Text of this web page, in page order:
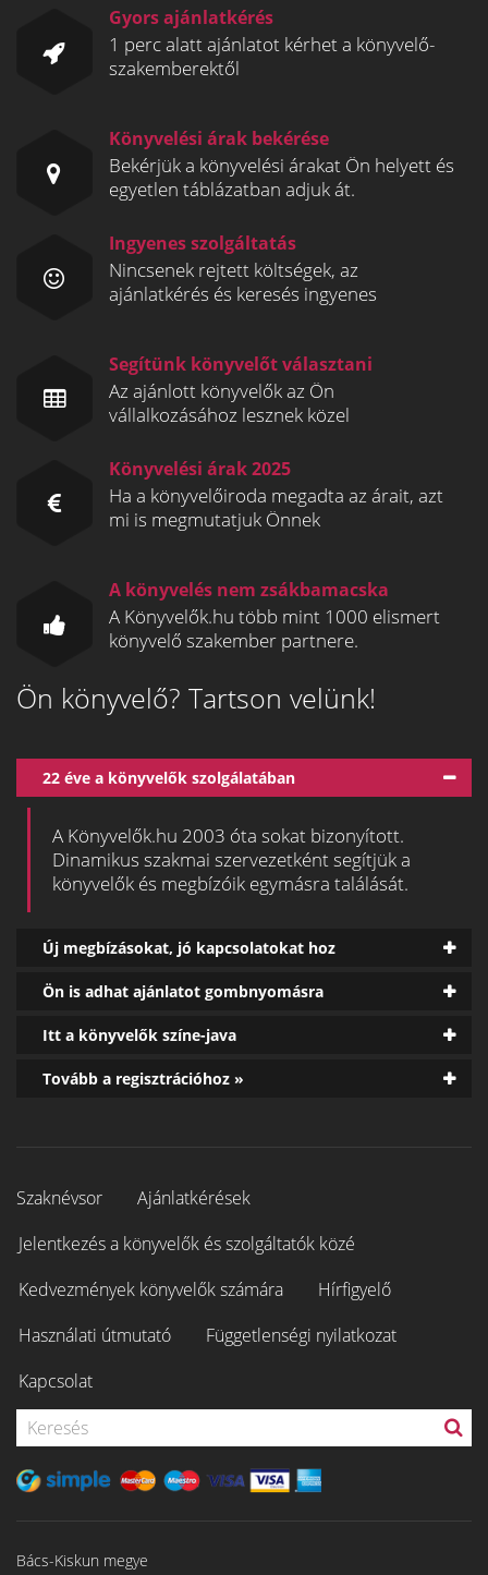
Gyors ajánlatkérés
1 perc alatt ajánlatot kérhet a könyvelő-
szakemberektől
Könyvelési árak bekérése
Bekérjük a könyvelési árakat Ön helyett és
egyetlen táblázatban adjuk át.
Ingyenes szolgáltatás
Nincsenek rejtett költségek, az
ajánlatkérés és keresés ingyenes
Segítünk könyvelőt választani
Az ajánlott könyvelők az Ön
vállalkozásához lesznek közel
Könyvelési árak 2025
Ha a könyvelőiroda megadta az árait, azt
mi is megmutatjuk Önnek
A könyvelés nem zsákbamacska
A Könyvelők.hu több mint 1000 elismert
könyvelő szakember partnere.
Ön könyvelő? Tartson velünk!
22 éve a könyvelők szolgálatában
A Könyvelők.hu 2003 óta sokat bizonyított.
Dinamikus szakmai szervezetként segítjük a
könyvelők és megbízóik egymásra találását.
Új megbízásokat, jó kapcsolatokat hoz
Ön is adhat ajánlatot gombnyomásra
Itt a könyvelők színe-java
Tovább a regisztrációhoz »
Szaknévsor
Ajánlatkérések
Jelentkezés a könyvelők és szolgáltatók közé
Kedvezmények könyvelők számára
Hírfigyelő
Használati útmutató
Függetlenségi nyilatkozat
Kapcsolat
Bács-Kiskun megye